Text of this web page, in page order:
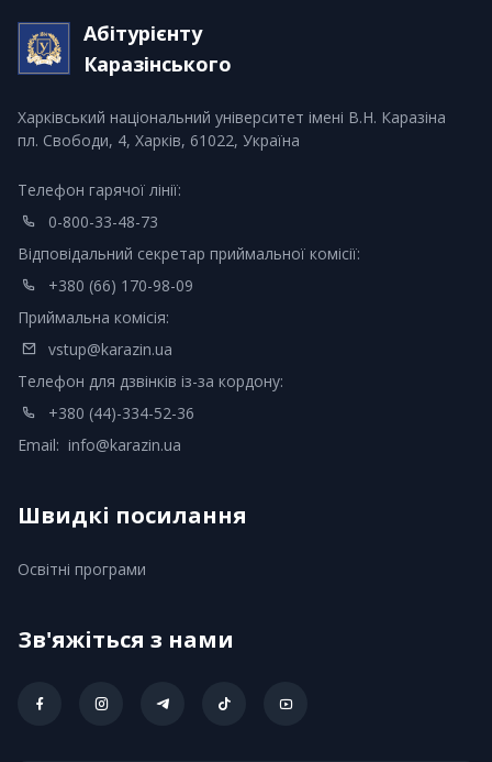
Абітурієнту
Каразінського
Харківський національний університет імені В.Н. Каразіна
пл. Свободи, 4, Харків, 61022, Україна
Телефон гарячої лінії:
0-800-33-48-73
Відповідальний секретар приймальної комісії:
+380 (66) 170-98-09
Приймальна комісія:
vstup@karazin.ua
Телефон для дзвінків із-за кордону:
+380 (44)-334-52-36
Email: info@karazin.ua
Швидкі посилання
Освітні програми
Зв'яжіться з нами